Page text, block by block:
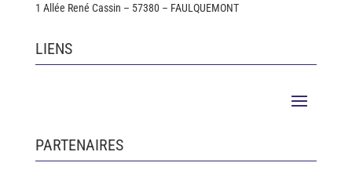
1 Allée René Cassin – 57380 – FAULQUEMONT
LIENS
PARTENAIRES